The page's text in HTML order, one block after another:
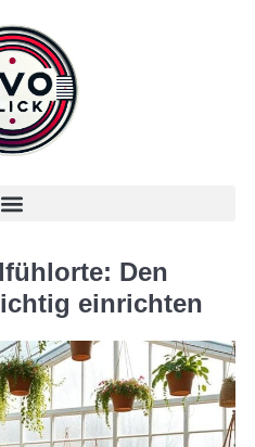
Den
einrichten